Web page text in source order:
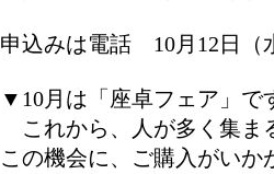
申込みは電話 10月12日（
▼10月は「座卓フェア」で
これから、人が多く集ま
この機会に、ご購入がいか